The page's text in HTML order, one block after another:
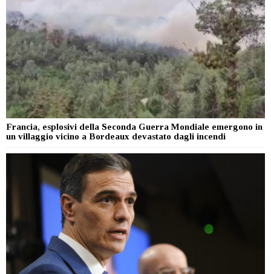
Francia, esplosivi della Seconda Guerra Mondiale emergono in
un villaggio vicino a Bordeaux devastato dagli incendi